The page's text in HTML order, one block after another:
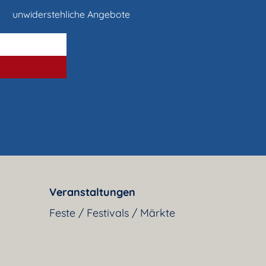
unwiderstehliche Angebote
Veranstaltungen
Feste / Festivals / Märkte